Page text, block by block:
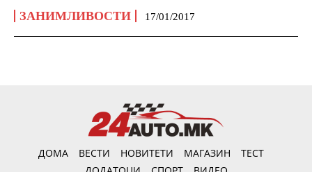
ЗАНИМЛИВОСТИ 17/01/2017
ДОМА ВЕСТИ НОВИТЕТИ МАГАЗИН
ТЕСТ